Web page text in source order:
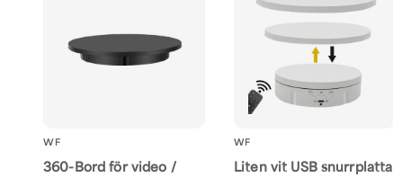
WF
360-Bord för video /
WF
Liten vit USB snurrplatta